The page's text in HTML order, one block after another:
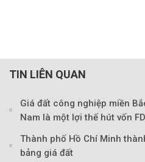
TIN LIÊN QUAN
Giá đất công nghiệp miền
Nam là một lợi thế hút vốn
Thành phố Hồ Chí Minh
bảng giá đất